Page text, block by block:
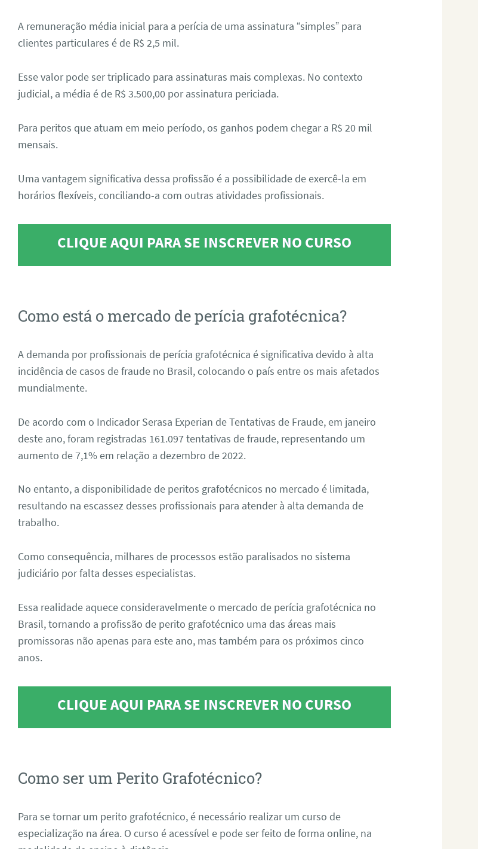
A remuneração média inicial para a perícia de uma assinatura “simples” para
clientes particulares é de R$ 2,5 mil.
Esse valor pode ser triplicado para assinaturas mais complexas. No contexto
judicial, a média é de R$ 3.500,00 por assinatura periciada.
Para peritos que atuam em meio período, os ganhos podem chegar a R$ 20 mil
mensais.
Uma vantagem significativa dessa profissão é a possibilidade de exercê-la em
horários flexíveis, conciliando-a com outras atividades profissionais.
CLIQUE AQUI PARA SE INSCREVER NO CURSO
Como está o mercado de perícia grafotécnica?
A demanda por profissionais de perícia grafotécnica é significativa devido à alta
incidência de casos de fraude no Brasil, colocando o país entre os mais afetados
mundialmente.
De acordo com o Indicador Serasa Experian de Tentativas de Fraude, em janeiro
deste ano, foram registradas 161.097 tentativas de fraude, representando um
aumento de 7,1% em relação a dezembro de 2022.
No entanto, a disponibilidade de peritos grafotécnicos no mercado é limitada,
resultando na escassez desses profissionais para atender à alta demanda de
trabalho.
Como consequência, milhares de processos estão paralisados no sistema
judiciário por falta desses especialistas.
Essa realidade aquece consideravelmente o mercado de perícia grafotécnica no
Brasil, tornando a profissão de perito grafotécnico uma das áreas mais
promissoras não apenas para este ano, mas também para os próximos cinco
anos.
CLIQUE AQUI PARA SE INSCREVER NO CURSO
Como ser um Perito Grafotécnico?
Para se tornar um perito grafotécnico, é necessário realizar um curso de
especialização na área. O curso é acessível e pode ser feito de forma online, na